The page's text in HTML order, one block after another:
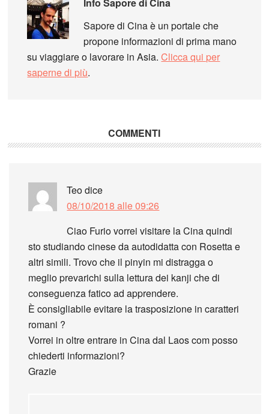
InfoSapore di Cina
Sapore di Cina è un portale che
propone informazioni di prima mano
su viaggiare o lavorare in Asia.Clicca qui per
saperne di più.
COMMENTI
Teodice
08/10/2018 alle 09:26
Ciao Furio vorrei visitare la Cina quindi
sto studiando cinese da autodidatta con Rosetta e
altri simili. Trovo che il pinyin mi distragga o
meglio prevarichi sulla lettura dei kanji che di
conseguenza fatico ad apprendere.
È consigliabile evitare la trasposizione in caratteri
romani ?
Vorrei in oltre entrare in Cina dal Laos com posso
chiederti informazioni?
Grazie